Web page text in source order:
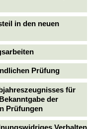
in den neuen
Prüfung
für
der
Prüfungen